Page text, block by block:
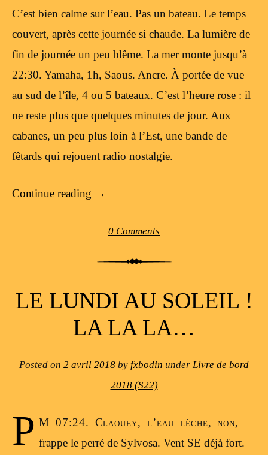
C’est bien calme sur l’eau. Pas un bateau. Le temps
couvert, après cette journée si chaude. La lumière de
fin de journée un peu blême. La mer monte jusqu’à
22:30. Yamaha, 1h, Saous. Ancre. À portée de vue
au sud de l’île, 4 ou 5 bateaux. C’est l’heure rose : il
ne reste plus que quelques minutes de jour. Aux
cabanes, un peu plus loin à l’Est, une bande de
fêtards qui rejouent radio nostalgie.
Continue reading →
0 Comments
LE LUNDI AU SOLEIL !
LA LA LA…
Posted on 2 avril 2018 by fxbodin under Livre de bord
2018 (S22)
P M 07:24. Claouey, l’eau lèche, non,
frappe le perré de Sylvosa. Vent SE déjà fort.